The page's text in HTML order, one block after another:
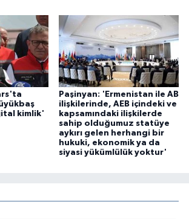
kimlik'
Paşinyan: 'Ermenistan ile AB
ilişkilerinde, AEB içindeki ve
kapsamındaki ilişkilerde
sahip olduğumuz statüye
aykırı gelen herhangi bir
hukuki, ekonomik ya da
siyasi yükümlülük yoktur'